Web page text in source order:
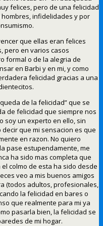
felices, pero de una felicidad
infidelidades y por
que ellas eran felices
pero en varios casos
formal o de la alegria de
en Barbi y en mi, y como
felicidad gracias a una
de la felicidad” que se
de felicidad que siempre nos
soy un experto en ello, sin
que mi sensacion es que
en razon. No quiero
pase estupendamente, me
ha sido mas completa que
colmo de esta ha sido desde
veo a mis buenos amigos
(todos adultos, profesionales,
la felicidad en bares o
que realmente para mi ya
pasarla bien, la felicidad se
de mi hogar.